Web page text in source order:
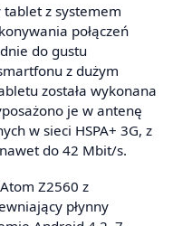
tablet z systemem
połączeń
do gustu
z dużym
została wykonana
je w antenę
w sieci HSPA+ 3G, z
do 42 Mbit/s.
Z2560 z
płynny